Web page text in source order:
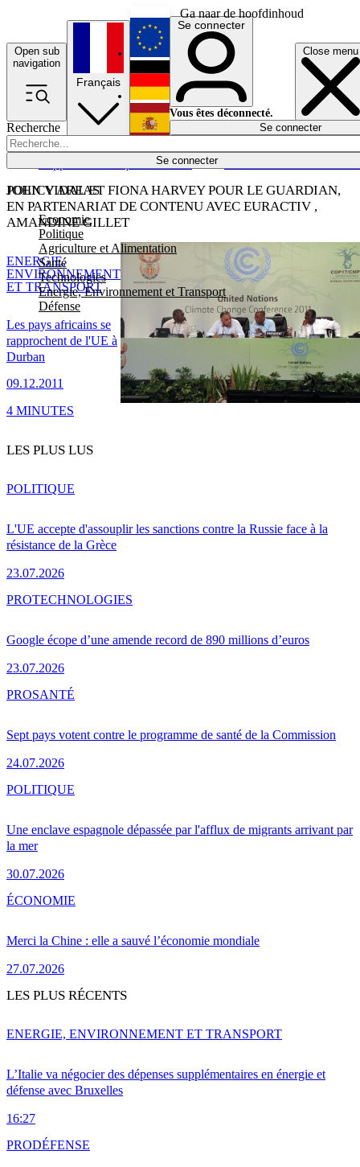
Ga naar de hoofdinhoud
Open sub
navigation
Close menu
Recherche
Se connecter
POLICY AREAS
Economie
Politique
Agriculture et Alimentation
Santé
Technologies
Energie, Environnement et Transport
Défense
Économie
Français
English
Deutsch
Español
Se connecter
Vous êtes déconnecté.
Se connecter
JOHN VIDAL ET FIONA HARVEY POUR LE GUARDIAN,
EN PARTENARIAT DE CONTENU AVEC EURACTIV ,
AMANDINE GILLET
Les pays africains se
rapprochent de l'UE à
Durban
09.12.2011
ENERGIE,
ENVIRONNEMENT
ET TRANSPORT
4 MINUTES
LES PLUS LUS
L'UE accepte d'assouplir les sanctions contre la Russie face à la
résistance de la Grèce
23.07.2026
POLITIQUE
Google écope d’une amende record de 890 millions d’euros
23.07.2026
PROTECHNOLOGIES
Sept pays votent contre le programme de santé de la Commission
24.07.2026
PROSANTÉ
Une enclave espagnole dépassée par l'afflux de migrants arrivant par
la mer
30.07.2026
POLITIQUE
Merci la Chine : elle a sauvé l’économie mondiale
27.07.2026
ÉCONOMIE
LES PLUS RÉCENTS
L’Italie va négocier des dépenses supplémentaires en énergie et
défense avec Bruxelles
16:27
ENERGIE, ENVIRONNEMENT ET TRANSPORT
PRODÉFENSE